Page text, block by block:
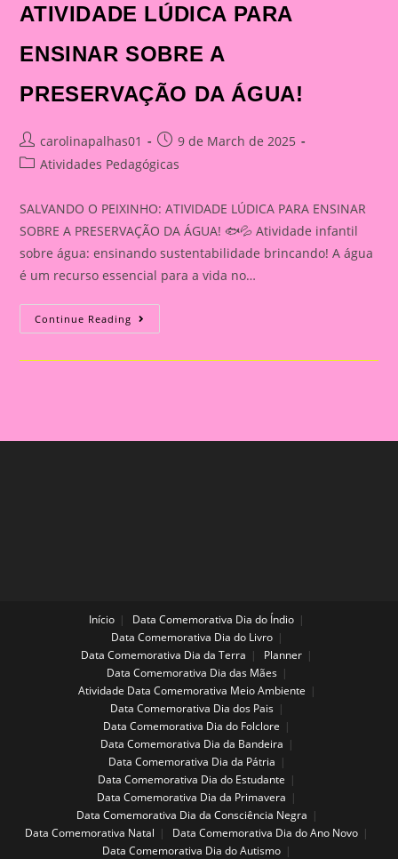
ATIVIDADE LÚDICA PARA
ENSINAR SOBRE A
PRESERVAÇÃO DA ÁGUA!
Post
author:
carolinapalhas01
Post
published:
9 de March de 2025
PostAtividades Pedagógicas
SALVANDO O PEIXINHO: ATIVIDADE LÚDICA PARA ENSINAR
SOBRE A PRESERVAÇÃO DA ÁGUA! 🐟💦 Atividade infantil
sobre água: ensinando sustentabilidade brincando! A água
é um recurso essencial para a vida no…
Continue Reading ATIVIDADE
LÚDICA
Início
Data Comemorativa Dia do Índio
Data Comemorativa Dia do Livro
Data Comemorativa Dia da Terra
Planner
Data Comemorativa Dia das Mães
Atividade Data Comemorativa Meio Ambiente
Data Comemorativa Dia dos Pais
Data Comemorativa Dia do Folclore
Data Comemorativa Dia da Bandeira
Data Comemorativa Dia da Pátria
Data Comemorativa Dia do Estudante
Data Comemorativa Dia da Primavera
Data Comemorativa Dia da Consciência Negra
Data Comemorativa Natal
Data Comemorativa Dia do Ano Novo
Data Comemorativa Dia do Autismo